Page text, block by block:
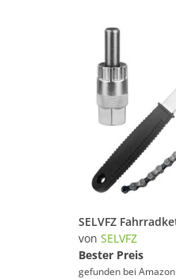
von SELVFZ
Bester Preis
gefunden bei Amazon